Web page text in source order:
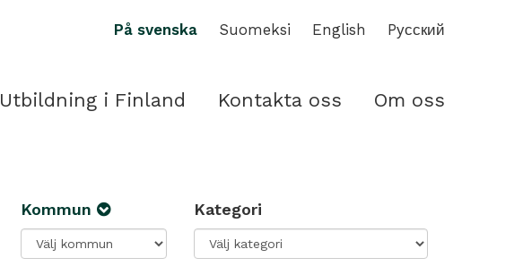
På svenska Suomeksi English Pусский
Utbildning i Finland Kontakta oss Om oss
Kommun Kategori